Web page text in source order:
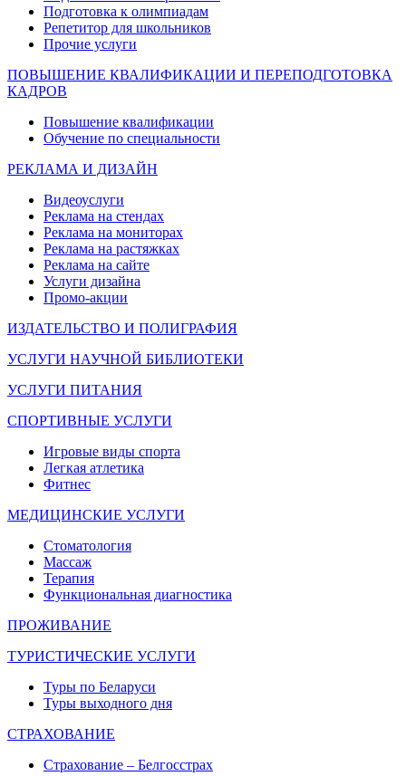
Подготовка к олимпиадам
Репетитор для школьников
Прочие услуги
ПОВЫШЕНИЕ КВАЛИФИКАЦИИ И ПЕРЕПОДГОТОВКА
КАДРОВ
Повышение квалификации
Обучение по специальности
РЕКЛАМА И ДИЗАЙН
Видеоуслуги
Реклама на стендах
Реклама на мониторах
Реклама на растяжках
Реклама на сайте
Услуги дизайна
Промо-акции
ИЗДАТЕЛЬСТВО И ПОЛИГРАФИЯ
УСЛУГИ НАУЧНОЙ БИБЛИОТЕКИ
УСЛУГИ ПИТАНИЯ
СПОРТИВНЫЕ УСЛУГИ
Игровые виды спорта
Легкая атлетика
Фитнес
МЕДИЦИНСКИЕ УСЛУГИ
Стоматология
Массаж
Терапия
Функциональная диагностика
ПРОЖИВАНИЕ
ТУРИСТИЧЕСКИЕ УСЛУГИ
Туры по Беларуси
Туры выходного дня
СТРАХОВАНИЕ
Страхование – Белгосстрах